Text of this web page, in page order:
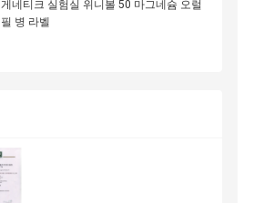
게네티크 실험실 위니볼 50 마그네슘 오럴
필 병 라벨